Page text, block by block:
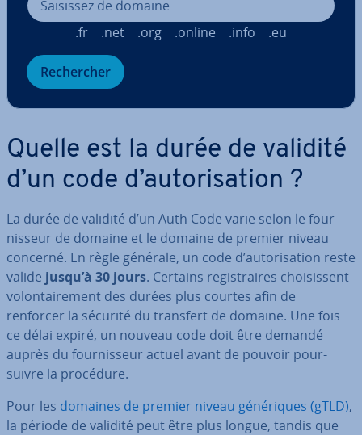
.fr .net .org .online .info .eu
Re­cher­cher
Quelle est la durée de validité
d’un code d’au­to­ri­sa­tion ?
La durée de validité d’un Auth Code varie selon le four­
nis­seur de domaine et le domaine de premier niveau
concerné. En règle générale, un code d’au­to­ri­sa­tion reste
valide jusqu’à 30 jours. Certains re­gis­traires choi­sis­sent
vo­lon­tai­re­ment des durées plus courtes afin de
renforcer la sécurité du transfert de domaine. Une fois
ce délai expiré, un nouveau code doit être demandé
auprès du four­nis­seur actuel avant de pouvoir pour­
suivre la procédure.
Pour les domaines de premier niveau gé­né­riques (gTLD),
la période de validité peut être plus longue, tandis que